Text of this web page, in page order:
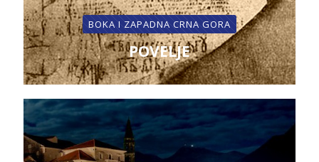
BOKA I ZAPADNA CRNA GORA
POVELJE